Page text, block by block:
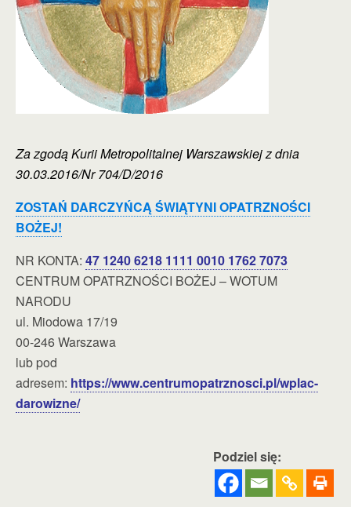
Za zgodą Kurii Metropolitalnej Warszawskiej z dnia
30.03.2016/Nr 704/D/2016
ZOSTAŃ DARCZYŃCĄ ŚWIĄTYNI OPATRZNOŚCI
BOŻEJ!
NR KONTA: 47 1240 6218 1111 0010 1762 7073
CENTRUM OPATRZNOŚCI BOŻEJ – WOTUM
NARODU
ul. Miodowa 17/19
00-246 Warszawa
lub pod
adresem: https://www.centrumopatrznosci.pl/wplac-
darowizne/
Podziel się: